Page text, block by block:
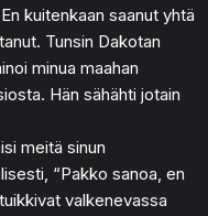
kuitenkaan saanut yhtä
Tunsin Dakotan
minua maahan
Hän sähähti jotain
meitä sinun
“Pakko sanoa, en
valkenevassa